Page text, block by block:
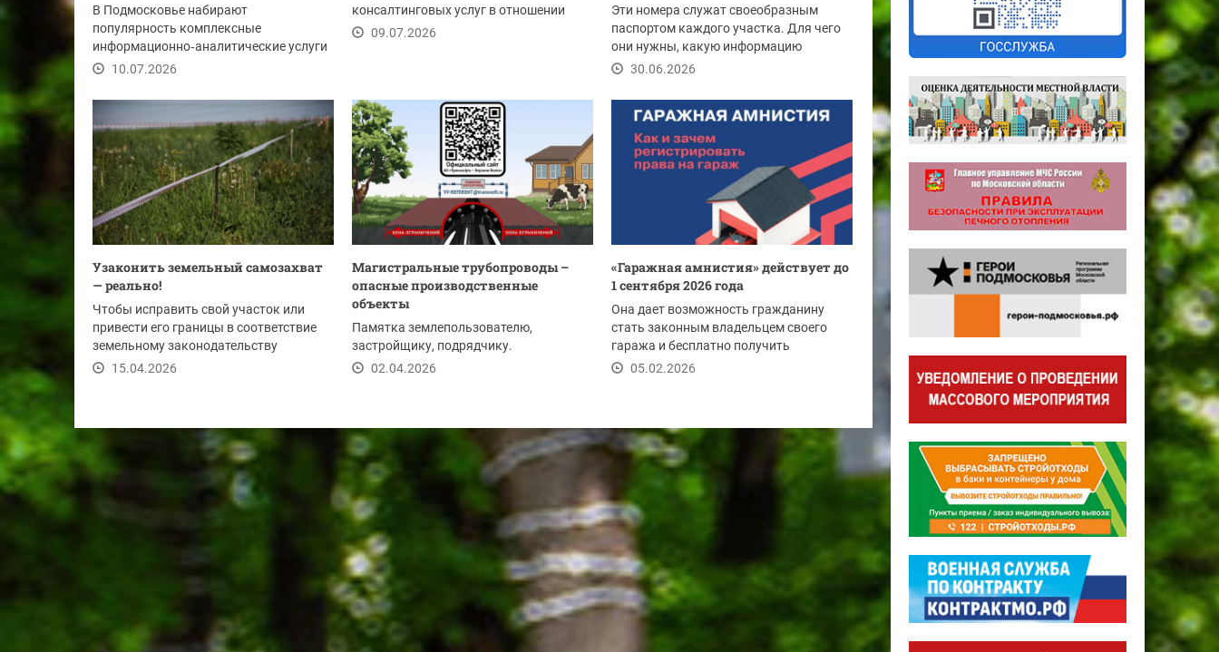
В Подмосковье набирают
популярность комплексные
информационно‑аналитические услуги
по проверке объектов недвижимости.
10.07.2026
консалтинговых услуг в отношении
объектов недвижимости на...
09.07.2026
Эти номера служат своеобразным
паспортом каждого участка. Для чего
они нужны, какую информацию
содержат и как...
30.06.2026
Узаконить земельный самозахват
— реально!
Чтобы исправить свой участок или
привести его границы в соответствие
земельному законодательству
собственники земель...
15.04.2026
Магистральные трубопроводы –
опасные производственные
объекты
Памятка землепользователю,
застройщику, подрядчику.
02.04.2026
«Гаражная амнистия» действует до
1 сентября 2026 года
Она дает возможность гражданину
стать законным владельцем своего
гаража и бесплатно получить
земельный участок под...
05.02.2026